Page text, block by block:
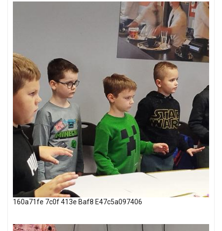
160a71fe 7c0f 413e Baf8 E47c5a097406